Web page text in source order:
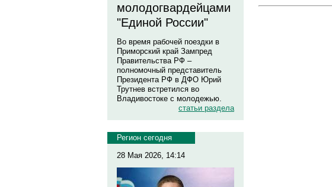
молодогвардейцами
"Единой России"
Во время рабочей поездки в
Приморский край Зампред
Правительства РФ –
полномочный представитель
Президента РФ в ДФО Юрий
Трутнев встретился во
Владивостоке с молодежью.
статьи раздела
Регион сегодня
28 Мая 2026, 14:14